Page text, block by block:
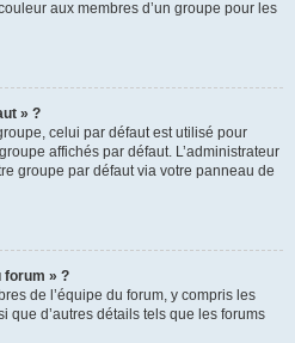
aux membres d’un groupe pour les
» ?
celui par défaut est utilisé pour
affichés par défaut. L’administrateur
groupe par défaut via votre panneau de
forum » ?
de l’équipe du forum, y compris les
que d’autres détails tels que les forums